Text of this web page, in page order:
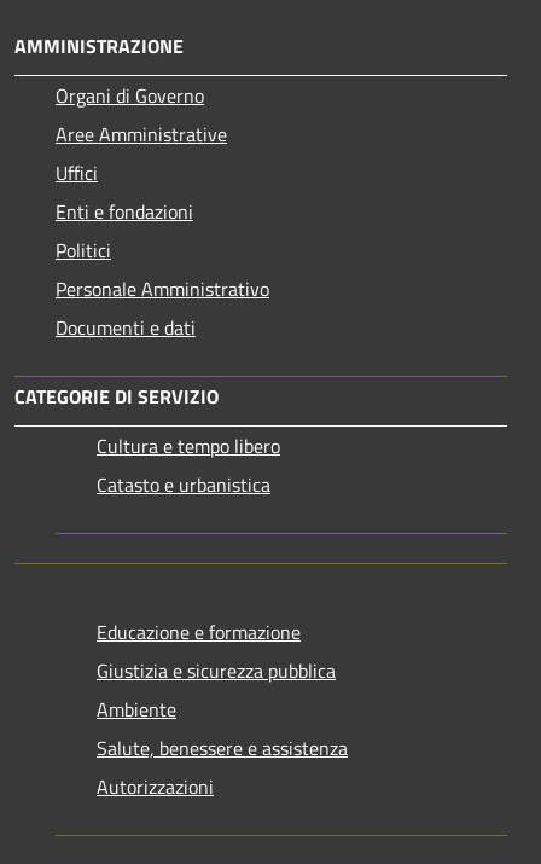
AMMINISTRAZIONE
Organi di Governo
Aree Amministrative
Uffici
Enti e fondazioni
Politici
Personale Amministrativo
Documenti e dati
CATEGORIE DI SERVIZIO
Cultura e tempo libero
Catasto e urbanistica
Educazione e formazione
Giustizia e sicurezza pubblica
Ambiente
Salute, benessere e assistenza
Autorizzazioni